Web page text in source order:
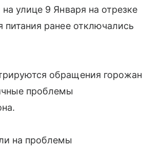
улице 9 Января на отрезке
питания ранее отключались
обращения горожан
проблемы
на проблемы